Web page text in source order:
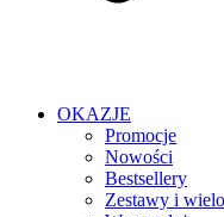
OKAZJE
Promocje
Nowości
Bestsellery
Zestawy i